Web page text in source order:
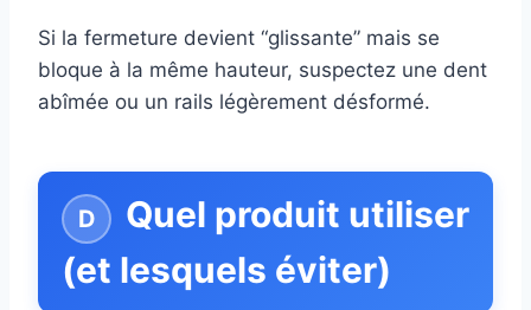
Si la fermeture devient “glissante” mais se
bloque à la même hauteur, suspectez une dent
abîmée ou un rails légèrement désformé.
Quel produit utiliser
(et lesquels éviter)